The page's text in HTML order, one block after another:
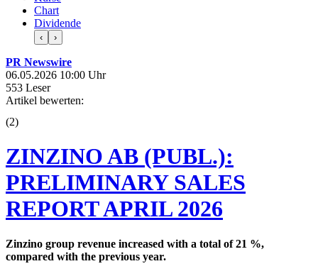
Chart
Dividende
‹ ›
PR Newswire
06.05.2026 10:00 Uhr
553 Leser
Artikel bewerten:
(2)
ZINZINO AB (PUBL.):
PRELIMINARY SALES
REPORT APRIL 2026
Zinzino group revenue increased with a total of 21 %,
compared with the previous year.